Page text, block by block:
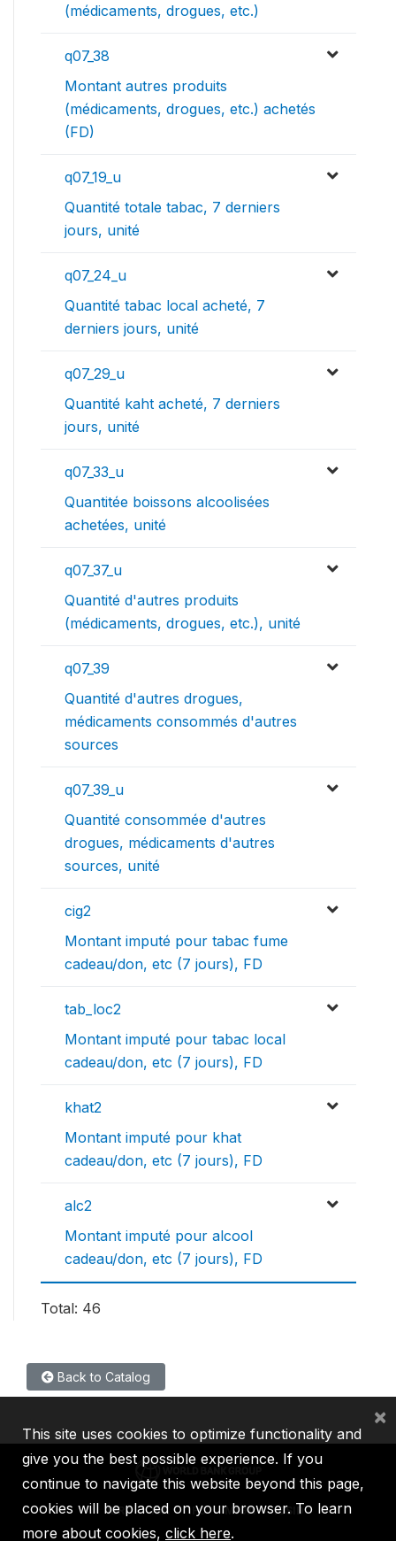
(médicaments, drogues, etc.)
q07_38
Montant autres produits
(médicaments, drogues, etc.) achetés
(FD)
q07_19_u
Quantité totale tabac, 7 derniers
jours, unité
q07_24_u
Quantité tabac local acheté, 7
derniers jours, unité
q07_29_u
Quantité kaht acheté, 7 derniers
jours, unité
q07_33_u
Quantitée boissons alcoolisées
achetées, unité
q07_37_u
Quantité d'autres produits
(médicaments, drogues, etc.), unité
q07_39
Quantité d'autres drogues,
médicaments consommés d'autres
sources
q07_39_u
Quantité consommée d'autres
drogues, médicaments d'autres
sources, unité
cig2
Montant imputé pour tabac fume
cadeau/don, etc (7 jours), FD
tab_loc2
Montant imputé pour tabac local
cadeau/don, etc (7 jours), FD
khat2
Montant imputé pour khat
cadeau/don, etc (7 jours), FD
alc2
Montant imputé pour alcool
cadeau/don, etc (7 jours), FD
Total: 46
Back to Catalog
IBRD IDA IFC MIGA ICSID
This site uses cookies to optimize functionality and
give you the best possible experience. If you
continue to navigate this website beyond this page,
cookies will be placed on your browser. To learn
more about cookies, click here.
×